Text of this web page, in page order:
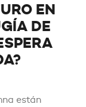
EN
DE
están